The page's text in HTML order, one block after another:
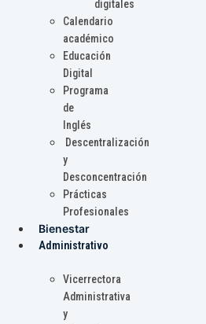
digitales
Calendario
académico
Educación
Digital
Programa
de
Inglés
Descentralización
y
Desconcentración
Prácticas
Profesionales
Bienestar
Administrativo
Vicerrectora
Administrativa
y